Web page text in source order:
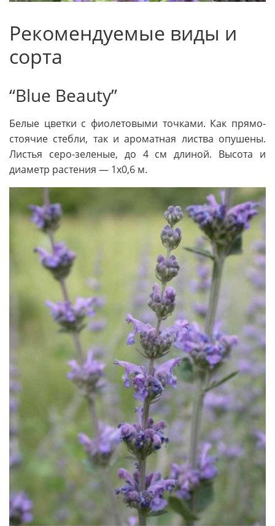
Рекомендуемые виды и
сорта
“Blue Beauty”
Белые цветки с фиолетовыми точками. Как прямо­
стоячие стебли, так и ароматная лист­ва опушены.
Листья серо-зеленые, до 4 см длиной. Высота и
диаметр растения — 1х0,6 м.